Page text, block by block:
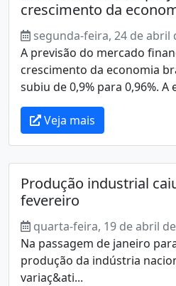
crescimento da
segunda-feira, 24 de abril
A previsão do mercado
crescimento da economia
subiu de 0,9% para 0,96%. A
Veja mais
Produção industrial
fevereiro
quarta-feira, 19 de abril
Na passagem de janeiro
produção da indústria
variaç&ati...